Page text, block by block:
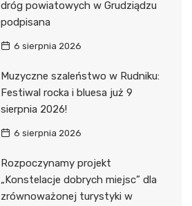
dróg powiatowych w Grudziądzu
podpisana
6 sierpnia 2026
Muzyczne szaleństwo w Rudniku:
Festiwal rocka i bluesa już 9
sierpnia 2026!
6 sierpnia 2026
Rozpoczynamy projekt
„Konstelacje dobrych miejsc” dla
zrównoważonej turystyki w